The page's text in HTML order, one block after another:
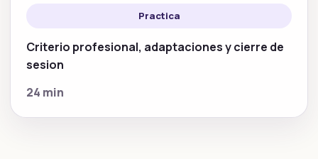
Practica
Criterio profesional, adaptaciones y cierre de
sesion
24 min